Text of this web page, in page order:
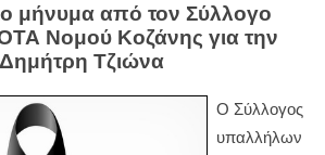
μήνυμα από τον Σύλλογο
Νομού Κοζάνης για την
Τζιώνα
Ο Σύλλογος
υπαλλήλων